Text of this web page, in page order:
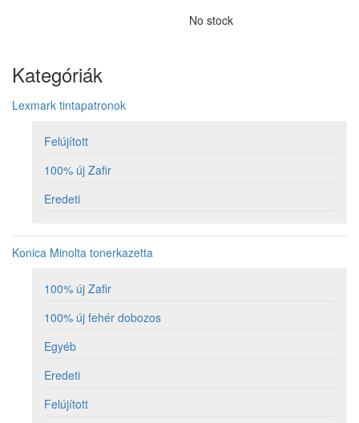
No stock
Kategóriák
Lexmark tintapatronok
Felújított
100% új Zafir
Eredeti
Konica Minolta tonerkazetta
100% új Zafir
100% új fehér dobozos
Egyéb
Eredeti
Felújított